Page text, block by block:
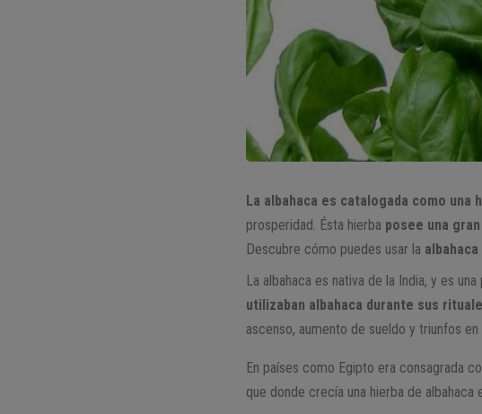
La albahaca es catalogada como una
prosperidad. Ésta hierba posee una
Descubre cómo puedes usar la
La albahaca es nativa de la India, y es
utilizaban albahaca durante sus
ascenso, aumento de sueldo y triunfos
En países como Egipto era consagrada
que donde crecía una hierba de